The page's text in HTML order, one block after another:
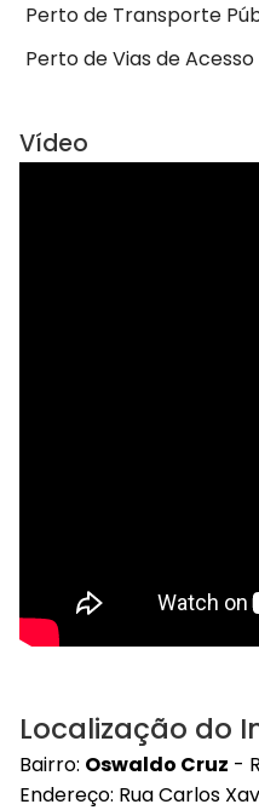
Perto de Transporte
Perto de Vias de Acesso
Vídeo
Localização do
Bairro: Oswaldo Cruz -
Endereço: Rua Carlos